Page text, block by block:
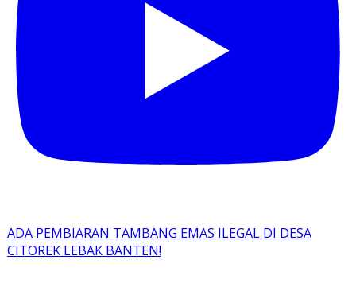
ADA PEMBIARAN TAMBANG EMAS ILEGAL DI DESA
CITOREK LEBAK BANTEN!